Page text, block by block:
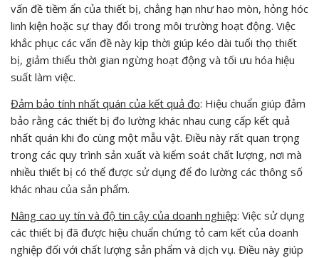
vấn đề tiềm ẩn của thiết bị, chẳng hạn như hao mòn, hỏng hóc
linh kiện hoặc sự thay đổi trong môi trường hoạt động. Việc
khắc phục các vấn đề này kịp thời giúp kéo dài tuổi thọ thiết
bị, giảm thiểu thời gian ngừng hoạt động và tối ưu hóa hiệu
suất làm việc.
Đảm bảo tính nhất quán của kết quả đo: Hiệu chuẩn giúp đảm
bảo rằng các thiết bị đo lường khác nhau cung cấp kết quả
nhất quán khi đo cùng một mẫu vật. Điều này rất quan trọng
trong các quy trình sản xuất và kiểm soát chất lượng, nơi mà
nhiều thiết bị có thể được sử dụng để đo lường các thông số
khác nhau của sản phẩm.
Nâng cao uy tín và độ tin cậy của doanh nghiệp: Việc sử dụng
các thiết bị đã được hiệu chuẩn chứng tỏ cam kết của doanh
nghiệp đối với chất lượng sản phẩm và dịch vụ. Điều này giúp